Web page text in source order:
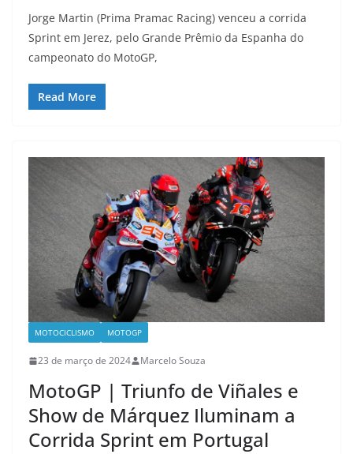
Jorge Martin (Prima Pramac Racing) venceu a corrida
Sprint em Jerez, pelo Grande Prêmio da Espanha do
campeonato do MotoGP,
Read More
MOTOCICLISMO MOTOGP
23 de março de 2024 Marcelo Souza
MotoGP | Triunfo de Viñales e
Show de Márquez Iluminam a
Corrida Sprint em Portugal